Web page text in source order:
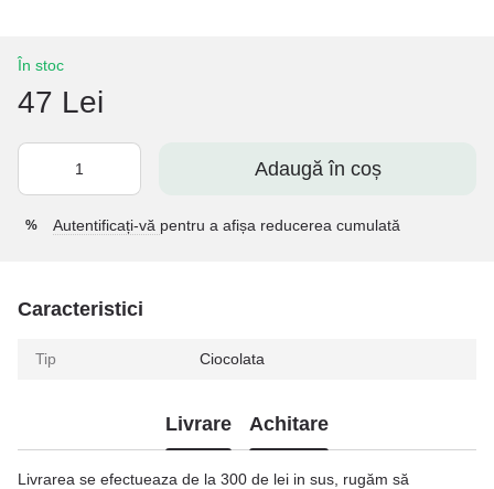
În stoc
47 Lei
Adaugă în coș
% Autentificați-vă pentru a afișa reducerea cumulată
Caracteristici
Tip Ciocolata
Livrare Achitare
Livrarea se efectueaza de la 300 de lei in sus, rugăm să